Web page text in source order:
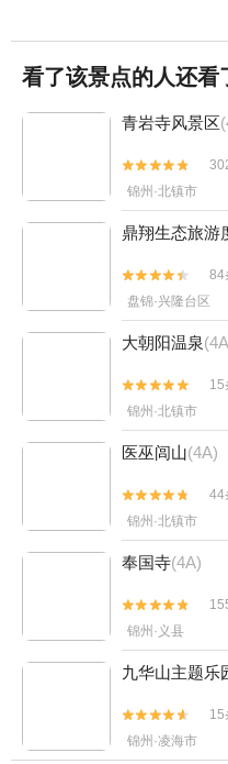
看了该景点的人还看
青岩寺风景区


锦州·北镇市
鼎翔生态旅游


84
盘锦·兴隆台区
大朝阳温泉


15
锦州·北镇市
医巫闾山(4A)


44
锦州·北镇市
奉国寺(4A)


锦州·义县
九华山主题乐


15
锦州·凌海市